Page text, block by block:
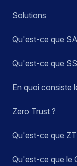
Solutions
Qu'est-ce que
Qu'est-ce que
En quoi consiste
Zero Trust ?
Qu'est-ce que
Qu'est-ce que le